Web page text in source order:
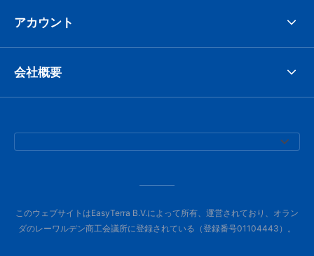
アカウント
会社概要
このウェブサイトはEasyTerra B.V.によって所有、運営されており、オラン
ダのレーワルデン商工会議所に登録されている（登録番号01104443）。